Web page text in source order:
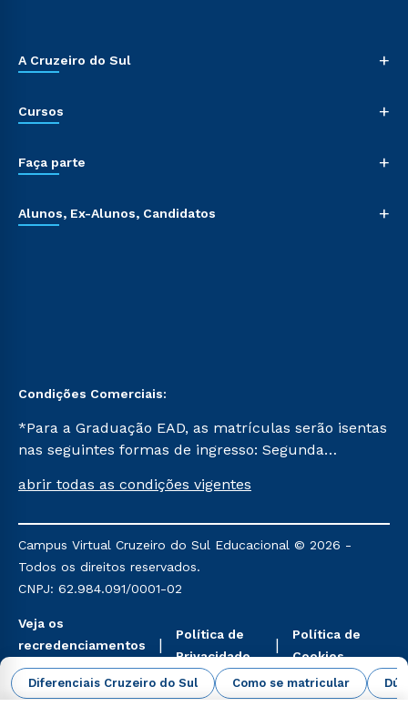
Diferenciais Cruzeiro do Sul Como se matricular
A Cruzeiro do Sul +
Cursos +
Faça parte +
Alunos, Ex-Alunos, Candidatos +
Condições Comerciais:
*Para a Graduação EAD, as matrículas serão isentas
nas seguintes formas de ingresso: Segunda
Já para as demais, a taxa de matrícula será de R$
mencionadas são referentes aos cursos: Ensino
Religioso, Geografia para a Docência e Metodologia
do Ensino de História: Questões Atuais.
abrir todas as condições vigentes
Campus Virtual Cruzeiro do Sul Educacional © 2026 -
Todos os direitos reservados.
CNPJ: 62.984.091/0001-02
Veja os
recredenciamentos
aqui
Política de
Privacidade
Política de
Cookies